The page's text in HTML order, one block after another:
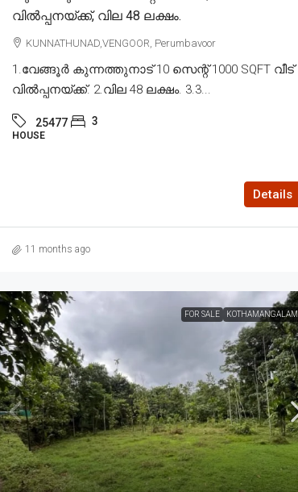
വിൽപ്പനയ്ക്ക്, വില 48 ലക്ഷം.
KUNNATHUNAD,VENGOOR, Perumbavoor
1.വേങ്ങൂർ കുന്നത്തുനാട് 10 സെന്റ് 1000 SQFT വീട്
വിൽപ്പനയ്ക്ക്. 2.വില 48 ലക്ഷം. 3.3...
25477 3
HOUSE
Details
11 months ago
FOR SALE KOTHAMANGALAM